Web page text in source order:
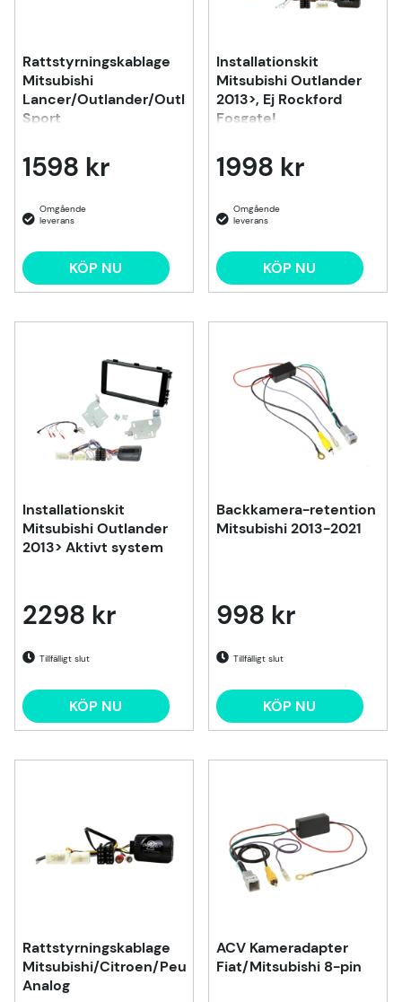
Rattstyrningskablage
Mitsubishi
Lancer/Outlander/Outlander
Sport
1598 kr
KÖP NU
Installationskit
Mitsubishi Outlander
2013>, Ej Rockford
Fosgate!
1998 kr
KÖP NU
Installationskit
Mitsubishi Outlander
2013> Aktivt system
2298 kr
Tillfälligt slut
KÖP NU
Backkamera-retention
Mitsubishi 2013-2021
998 kr
Tillfälligt slut
KÖP NU
Rattstyrningskablage
Mitsubishi/Citroen/Peugeot
Analog
ACV Kameradapter
Fiat/Mitsubishi 8-pin